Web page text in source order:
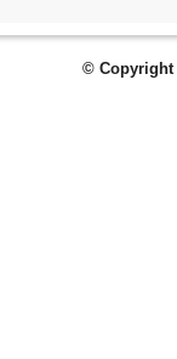
© Copyright